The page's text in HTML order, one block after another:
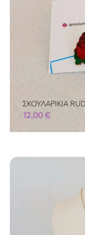
ΣΚΟΥΛΑΡΙΚΙΑ
12,00€